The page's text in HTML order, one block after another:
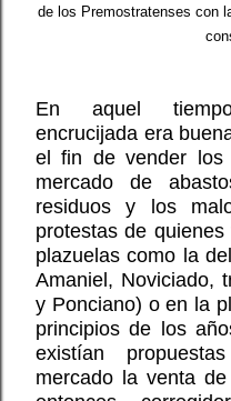
de los Premostratenses con
En aquel
encrucijada era
el fin de vender los
mercado de
residuos y los
protestas de
plazuelas como la
Amaniel, Noviciado,
y Ponciano) o en la
principios de los
existían
mercado la venta